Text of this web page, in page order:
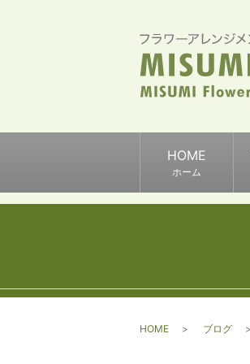
HOME
ホーム
HOME ブログ